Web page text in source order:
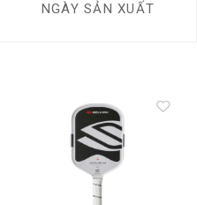
NGÀY SẢN XUẤT